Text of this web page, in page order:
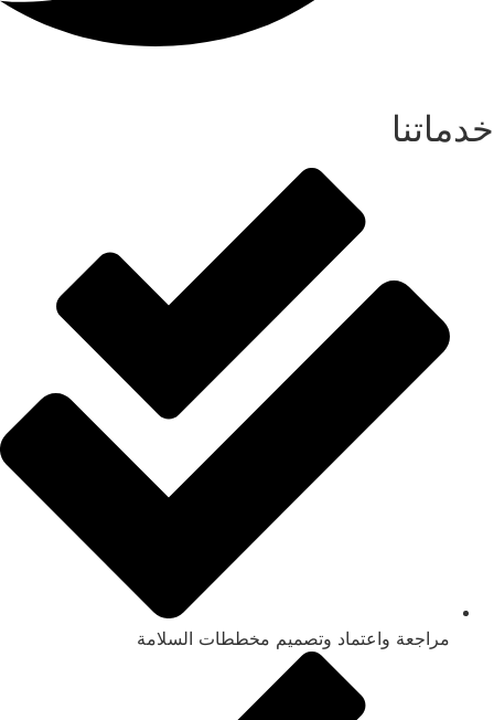
خدماتنا
مراجعة واعتماد وتصميم مخططات السلامة